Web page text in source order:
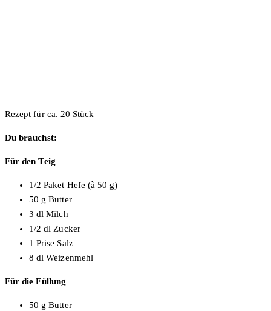
Rezept für ca. 20 Stück
Du brauchst:
Für den Teig
1/2 Paket Hefe (à 50 g)
50 g Butter
3 dl Milch
1/2 dl Zucker
1 Prise Salz
8 dl Weizenmehl
Für die Füllung
50 g Butter